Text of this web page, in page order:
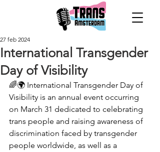
International Transgender
Day of Visibility
27 feb 2024
🌈🌍 International Transgender Day of
Visibility is an annual event occurring
on March 31 dedicated to celebrating
trans people and raising awareness of
discrimination faced by transgender
people worldwide, as well as a